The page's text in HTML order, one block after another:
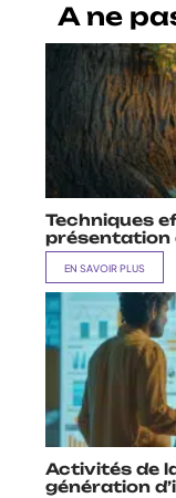
A ne
Techniques
présentation
EN SAVOIR PLUS
Activités de
génération